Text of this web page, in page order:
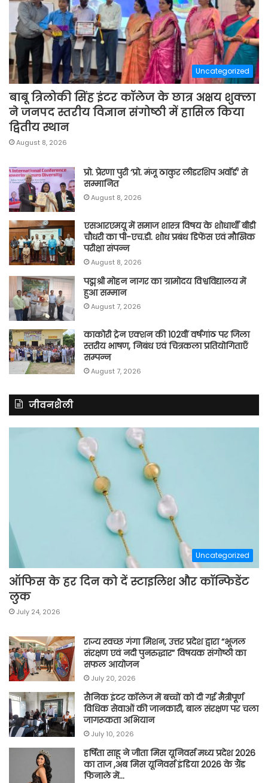
Uncategorized
बाबू त्रिलोकी सिंह इंटर कॉलेज के छात्र अक्षय शुक्ला
ने जनपद स्तरीय विज्ञान संगोष्ठी में हासिल किया
द्वितीय स्थान
August 8, 2026
प्रो. प्रेरणा पुरी ‘प्रो. मंजू ठाकुर लीडरशिप अवॉर्ड’ से
सम्मानित
August 8, 2026
एसआरएमयू में समाज शास्त्र विषय के शोधार्थी बीडी
चौधरी का पी-एच.डी. शोध प्रबंध डिफेंस एवं मौखिक
परीक्षा संपन्न
August 8, 2026
पद्मश्री मोहन नागर का ग्रामोदय विश्वविद्यालय में
हुआ सम्मान
August 7, 2026
काकोरी ट्रेन एक्शन की 102वीं वर्षगांठ पर जिला
स्तरीय भाषण, निबंध एवं चित्रकला प्रतियोगिताएँ
सम्पन्न
August 7, 2026
जीवनशैली
Uncategorized
ऑफिस के हर दिन को दें स्टाइलिश और कॉन्फिडेंट
लुक
July 24, 2026
राज्य स्वच्छ गंगा मिशन, उत्तर प्रदेश द्वारा “भूजल
संरक्षण एवं नदी पुनरुद्धार” विषयक संगोष्ठी का
सफल आयोजन
July 20, 2026
सैनिक इंटर कॉलेज में बच्चों को दी गई मैत्रीपूर्ण
विधिक सेवाओं की जानकारी, बाल संरक्षण पर चला
जागरूकता अभियान
July 10, 2026
हर्षिता साहू ने जीता मिस यूनिवर्स मध्य प्रदेश 2026
का ताज ,अब मिस यूनिवर्स इंडिया 2026 के ग्रैंड
फिनाले में…